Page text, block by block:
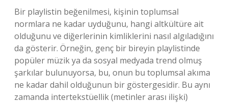
Bir playlistin beğenilmesi, kişinin toplumsal
normlara ne kadar uyduğunu, hangi altkültüre ait
olduğunu ve diğerlerinin kimliklerini nasıl algıladığını
da gösterir. Örneğin, genç bir bireyin playlistinde
popüler müzik ya da sosyal medyada trend olmuş
şarkılar bulunuyorsa, bu, onun bu toplumsal akıma
ne kadar dahil olduğunun bir göstergesidir. Bu aynı
zamanda intertekstüellik (metinler arası ilişki)